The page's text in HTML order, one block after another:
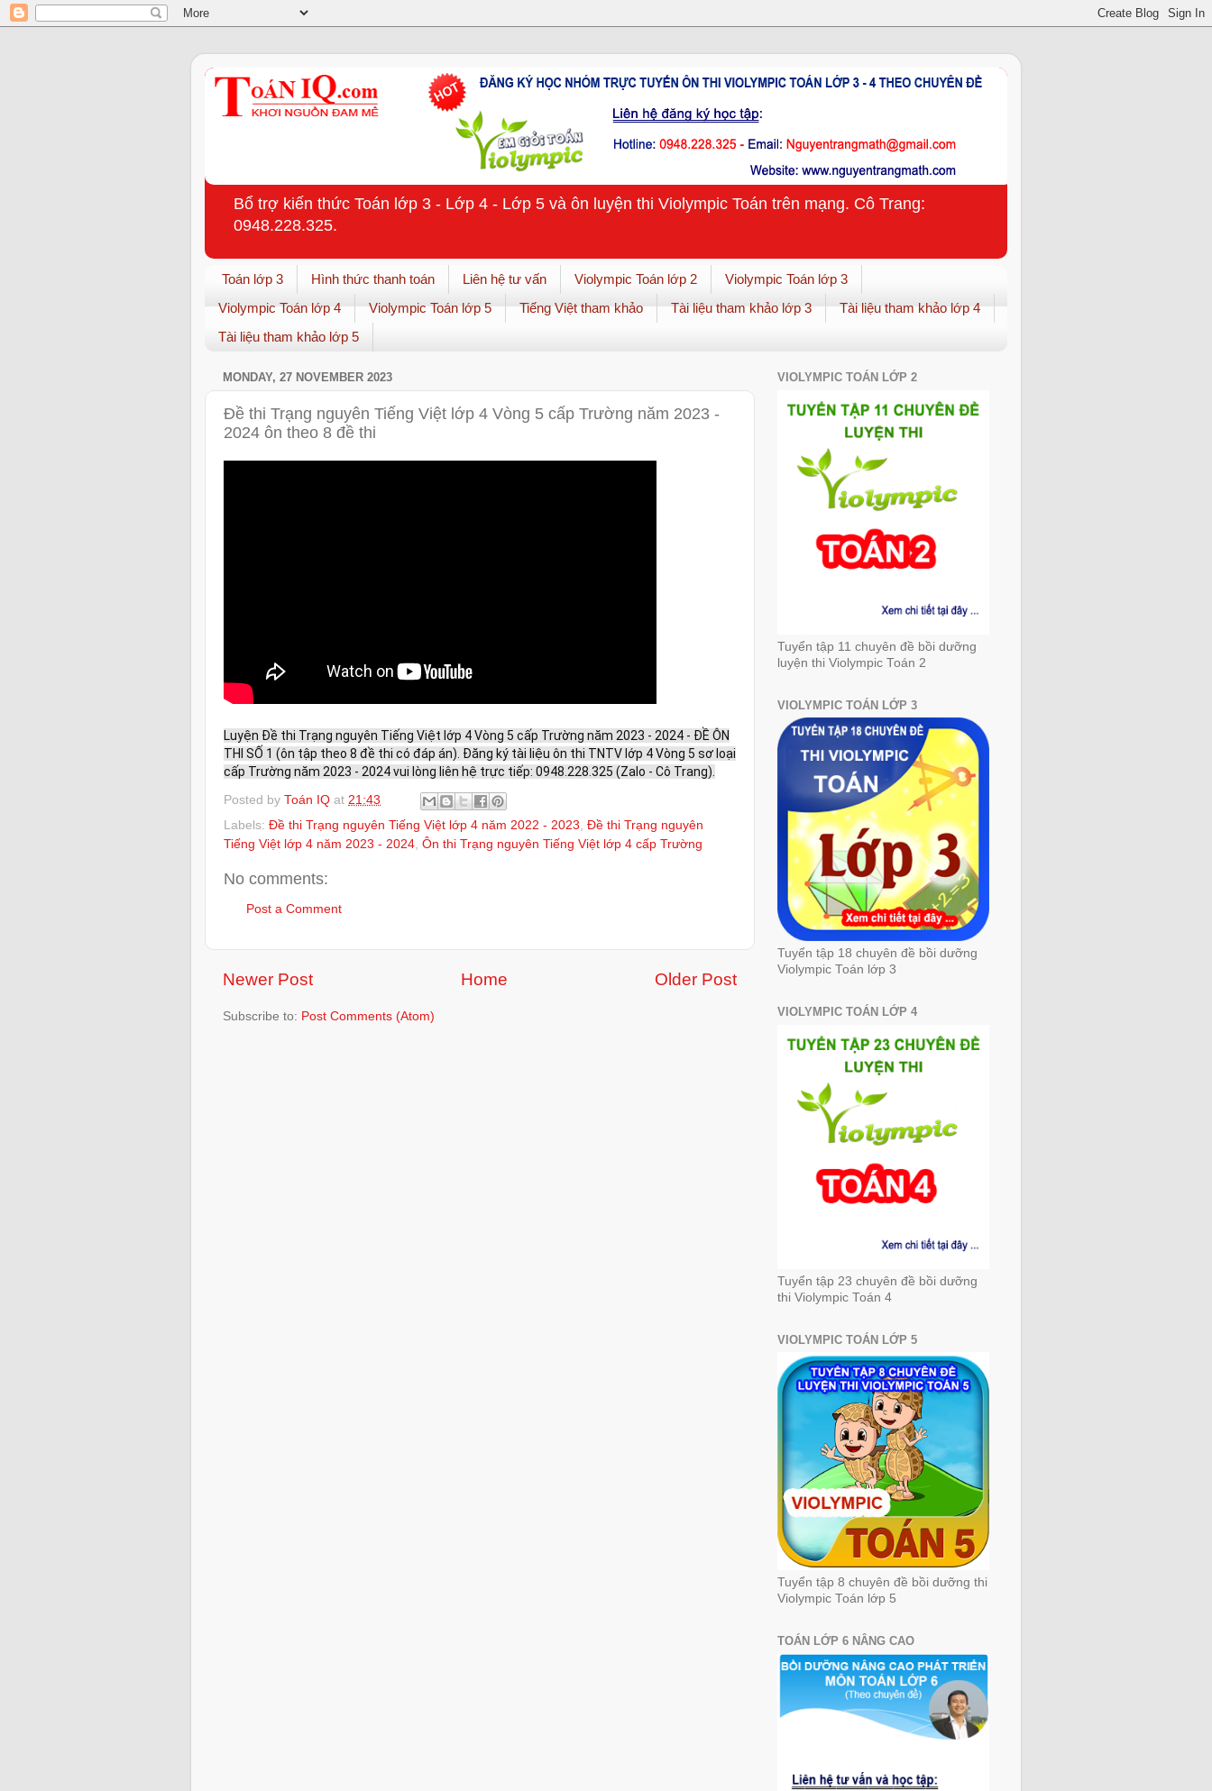
Bổ trợ kiến thức Toán lớp 3 - Lớp 4 - Lớp 5 và ôn luyện thi Violympic Toán trên mạng. Cô Trang:
0948.228.325.
Toán lớp 3 Hình thức thanh toán Liên hệ tư vấn Violympic Toán lớp 2
Violympic Toán lớp 3
Violympic Toán lớp 4
Violympic Toán lớp 5 Tiếng Việt tham khảo Tài liệu tham khảo lớp 3
Tài liệu tham khảo lớp 4
Tài liệu tham khảo lớp 5
MONDAY, 27 NOVEMBER 2023
Đề thi Trạng nguyên Tiếng Việt lớp 4 Vòng 5 cấp Trường năm 2023 -
2024 ôn theo 8 đề thi
Luyện Đề thi Trạng nguyên Tiếng Việt lớp 4 Vòng 5 cấp Trường năm 2023 - 2024 - ĐỀ ÔN
THI SỐ 1 (ôn tập theo 8 đề thi có đáp án). Đăng ký tài liệu ôn thi TNTV lớp 4 Vòng 5 sơ loại
cấp Trường năm 2023 - 2024 vui lòng liên hệ trực tiếp: 0948.228.325 (Zalo - Cô Trang).
Posted by Toán IQ at 21:43
Labels: Đề thi Trạng nguyên Tiếng Việt lớp 4 năm 2022 - 2023, Đề thi Trạng nguyên
Tiếng Việt lớp 4 năm 2023 - 2024, Ôn thi Trạng nguyên Tiếng Việt lớp 4 cấp Trường
No comments:
Post a Comment
Newer Post Older Post
Home
Subscribe to: Post Comments (Atom)
VIOLYMPIC TOÁN LỚP 2
Tuyển tập 11 chuyên đề bồi dưỡng
luyện thi Violympic Toán 2
VIOLYMPIC TOÁN LỚP 3
Tuyển tập 18 chuyên đề bồi dưỡng
Violympic Toán lớp 3
VIOLYMPIC TOÁN LỚP 4
Tuyển tập 23 chuyên đề bồi dưỡng
thi Violympic Toán 4
VIOLYMPIC TOÁN LỚP 5
Tuyển tập 8 chuyên đề bồi dưỡng thi
Violympic Toán lớp 5
TOÁN LỚP 6 NÂNG CAO